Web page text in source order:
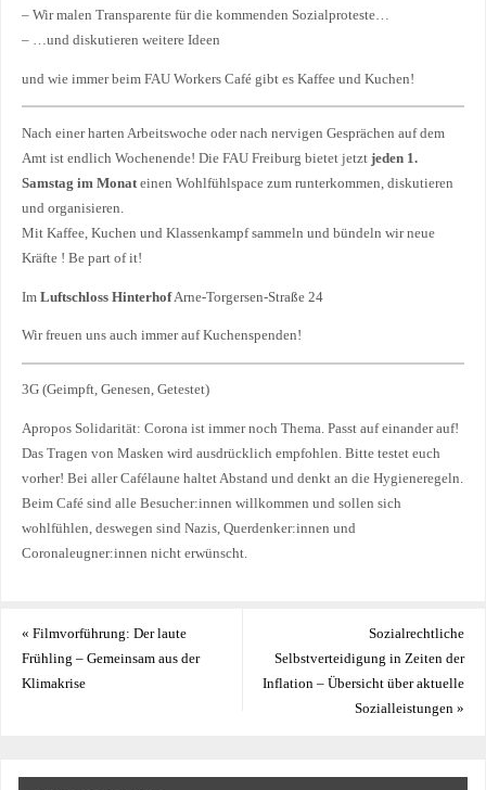
– Wir malen Transparente für die kommenden Sozialproteste…
– …und diskutieren weitere Ideen
und wie immer beim FAU Workers Café gibt es Kaffee und Kuchen!
Nach einer harten Arbeitswoche oder nach nervigen Gesprächen auf dem
Amt ist endlich Wochenende! Die FAU Freiburg bietet jetzt jeden 1.
Samstag im Monateinen Wohlfühlspace zum runterkommen, diskutieren
und organisieren.
Mit Kaffee, Kuchen und Klassenkampf sammeln und bündeln wir neue
Kräfte ! Be part of it!
Im Luftschloss HinterhofArne-Torgersen-Straße 24
Wir freuen uns auch immer auf Kuchenspenden!
3G (Geimpft, Genesen, Getestet)
Apropos Solidarität: Corona ist immer noch Thema. Passt auf einander auf!
Das Tragen von Masken wird ausdrücklich empfohlen. Bitte testet euch
vorher! Bei aller Cafélaune haltet Abstand und denkt an die Hygieneregeln.
Beim Café sind alle Besucher:innen willkommen und sollen sich
wohlfühlen, deswegen sind Nazis, Querdenker:innen und
Coronaleugner:innen nicht erwünscht.
« Filmvorführung: Der laute
Frühling – Gemeinsam aus der
Klimakrise
Sozialrechtliche
Selbstverteidigung in Zeiten der
Inflation – Übersicht über aktuelle
Sozialleistungen»